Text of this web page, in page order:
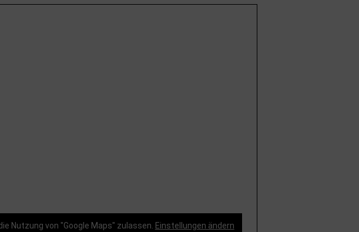
Nutzung von "Google Maps" zulassen. Einstellungen ändern